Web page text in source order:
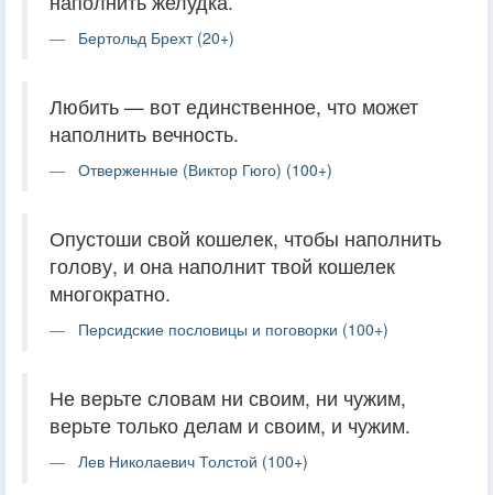
Бертольд Брехт (20+)
Любить — вот единственное, что может
наполнить вечность.
Отверженные (Виктор Гюго) (100+)
Опустоши свой кошелек, чтобы наполнить
голову, и она наполнит твой кошелек
многократно.
Персидские пословицы и поговорки (100+)
Не верьте словам ни своим, ни чужим,
верьте только делам и своим, и чужим.
Лев Николаевич Толстой (100+)